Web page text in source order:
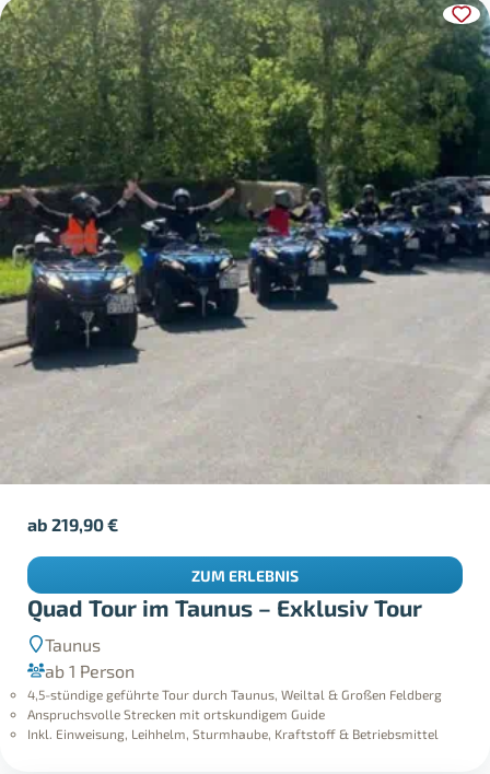
Quad Tour im Taunus – Exklusiv Tour
Taunus
ab 1 Person
4,5-stündige geführte Tour durch Taunus, Weiltal & Großen Feldberg
Anspruchsvolle Strecken mit ortskundigem Guide
Inkl. Einweisung, Leihhelm, Sturmhaube, Kraftstoff & Betriebsmittel
ab219,90€
ZUM ERLEBNIS